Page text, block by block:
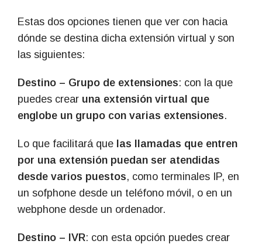
Estas dos opciones tienen que ver con hacia
dónde se destina dicha extensión virtual y son
las siguientes:
Destino – Grupo de extensiones: con la que
puedes crear una extensión virtual que
englobe un grupo con varias extensiones.
Lo que facilitará que las llamadas que entren
por una extensión puedan ser atendidas
desde varios puestos, como terminales IP, en
un sofphone desde un teléfono móvil, o en un
webphone desde un ordenador.
Destino – IVR: con esta opción puedes crear